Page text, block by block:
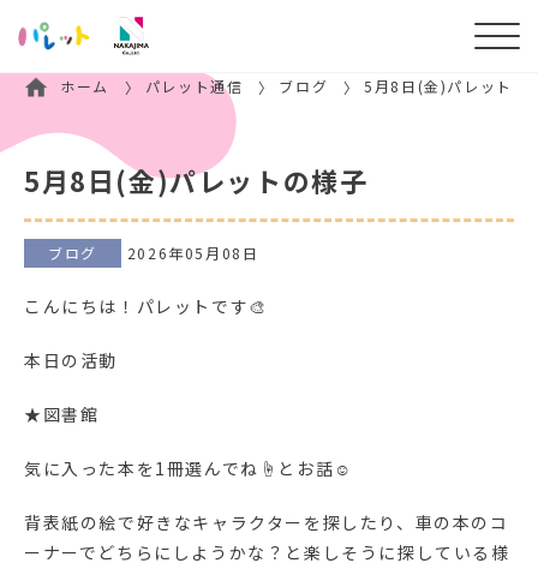
ホーム パレット通信 ブログ 5月8日(金)パレットの
5月8日(金)パレットの様子
ブログ 2026年05月08日
こんにちは！パレットです🎨
本日の活動
★図書館
気に入った本を1冊選んでね☝とお話☺
背表紙の絵で好きなキャラクターを探したり、車の本のコ
ーナーでどちらにしようかな？と楽しそうに探している様